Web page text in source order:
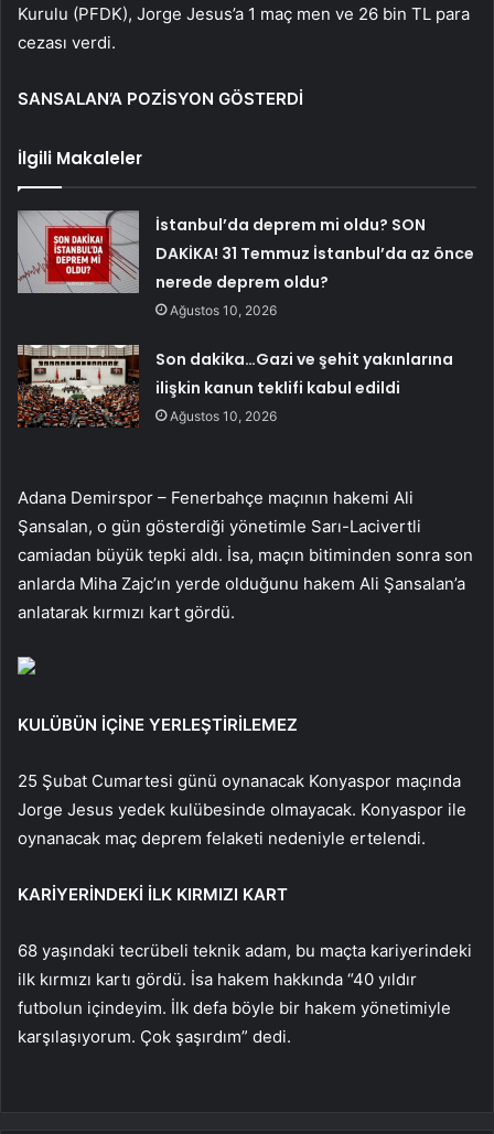
Kurulu (PFDK), Jorge Jesus’a 1 maç men ve 26 bin TL para
cezası verdi.
SANSALAN’A POZİSYON GÖSTERDİ
İlgili Makaleler
İstanbul’da deprem mi oldu? SON
DAKİKA! 31 Temmuz İstanbul’da az önce
nerede deprem oldu?
Ağustos 10, 2026
Son dakika…Gazi ve şehit yakınlarına
ilişkin kanun teklifi kabul edildi
Ağustos 10, 2026
Adana Demirspor – Fenerbahçe maçının hakemi Ali
Şansalan, o gün gösterdiği yönetimle Sarı-Lacivertli
camiadan büyük tepki aldı. İsa, maçın bitiminden sonra son
anlarda Miha Zajc’ın yerde olduğunu hakem Ali Şansalan’a
anlatarak kırmızı kart gördü.
KULÜBÜN İÇİNE YERLEŞTİRİLEMEZ
25 Şubat Cumartesi günü oynanacak Konyaspor maçında
Jorge Jesus yedek kulübesinde olmayacak. Konyaspor ile
oynanacak maç deprem felaketi nedeniyle ertelendi.
KARİYERİNDEKİ İLK KIRMIZI KART
68 yaşındaki tecrübeli teknik adam, bu maçta kariyerindeki
ilk kırmızı kartı gördü. İsa hakem hakkında “40 yıldır
futbolun içindeyim. İlk defa böyle bir hakem yönetimiyle
karşılaşıyorum. Çok şaşırdım” dedi.